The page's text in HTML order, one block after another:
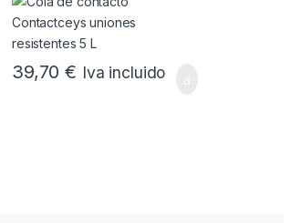
39,70€ Iva incluido